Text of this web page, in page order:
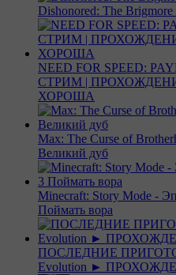
Dishonored: The
NEED FOR SPEED:
СТРИМ |
ХОРОША
Max: The Curse of
Великий дуб
Minecraft: Story Mode -
Поймать вора
ПОСЛЕДНИЕ
Evolution ►